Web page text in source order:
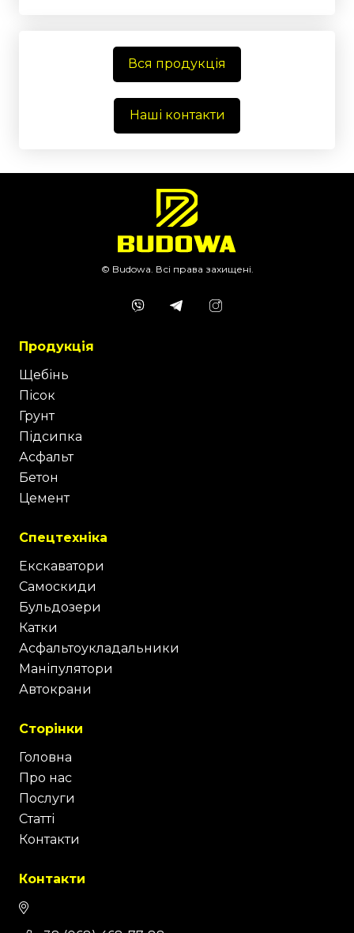
Вся продукція
Наші контакти
© Budowa. Всі права захищені.
Продукція
Щебінь
Пісок
Грунт
Підсипка
Асфальт
Бетон
Цемент
Спецтехніка
Екскаватори
Самоскиди
Бульдозери
Катки
Асфальтоукладальники
Маніпулятори
Автокрани
Сторінки
Головна
Про нас
Послуги
Статті
Контакти
Контакти